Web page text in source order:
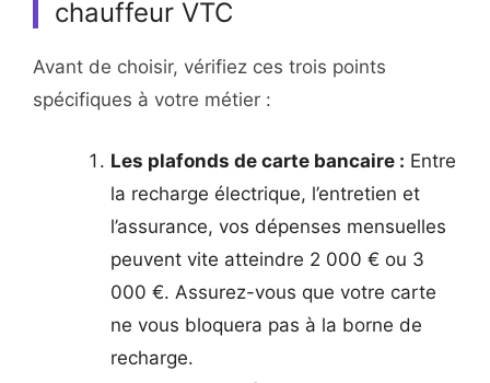
chauffeur VTC
Avant de choisir, vérifiez ces trois points
spécifiques à votre métier :
Les plafonds de carte bancaire : Entre
la recharge électrique, l’entretien et
l’assurance, vos dépenses mensuelles
peuvent vite atteindre 2 000 € ou 3
000 €. Assurez-vous que votre carte
ne vous bloquera pas à la borne de
recharge.